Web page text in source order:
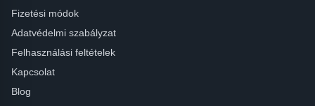
Fizetési módok
Adatvédelmi szabályzat
Felhasználási feltételek
Kapcsolat
Blog